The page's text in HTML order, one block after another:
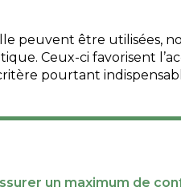
peuvent être utilisées,
Ceux-ci favorisent
pourtant
un maximum de